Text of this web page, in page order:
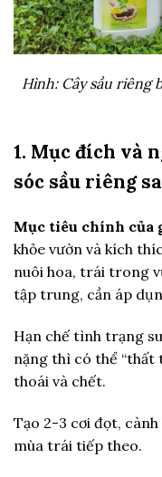
Hình: Cây sầu riêng
1. Mục đích và
sóc sầu riêng
Mục tiêu chính của
khỏe vườn và kích
nuôi hoa, trái trong
tập trung, cần áp
Hạn chế tình trạng
nặng thì có thể “thất
thoái và chết.
Tạo 2-3 cơi đọt,
mùa trái tiếp theo.